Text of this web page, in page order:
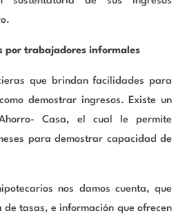
por trabajadores informales
que brindan facilidades para
demostrar ingresos. Existe un
Casa, el cual le permite
para demostrar capacidad de
nos damos cuenta, que
tasas, e información que ofrecen